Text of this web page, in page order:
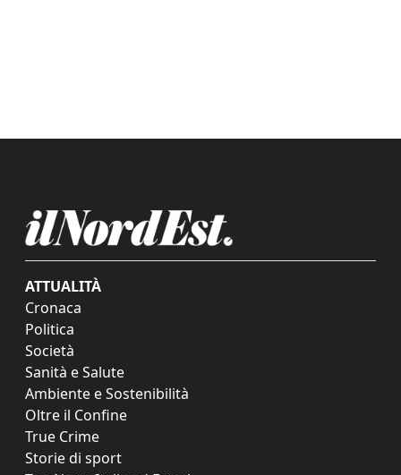
ATTUALITÀ
Cronaca
Politica
Società
Sanità e Salute
Ambiente e Sostenibilità
Oltre il Confine
True Crime
Storie di sport